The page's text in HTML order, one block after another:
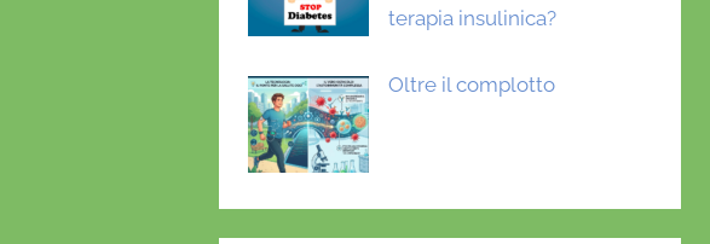
terapia insulinica?
Oltre il complotto